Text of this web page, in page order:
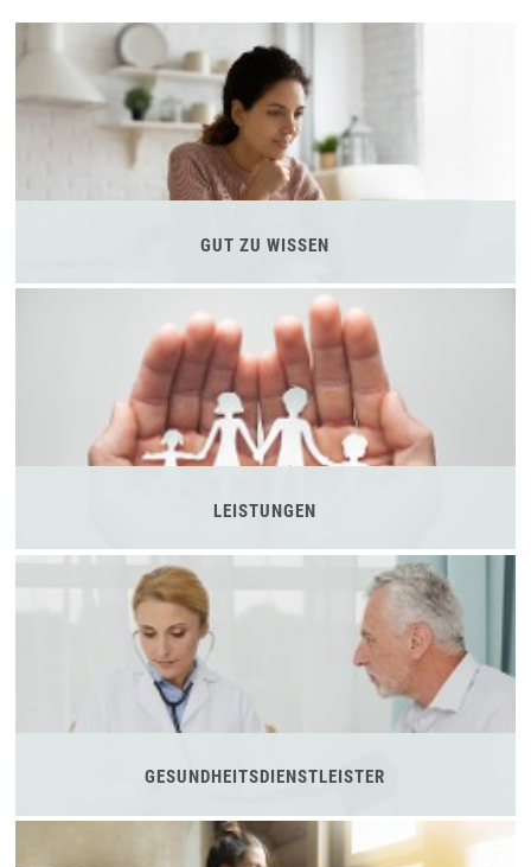
GUT ZU WISSEN
LEISTUNGEN
GESUNDHEITSDIENSTLEISTER